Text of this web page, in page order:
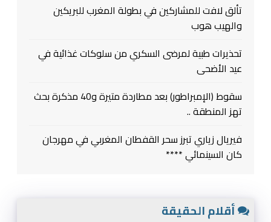
تألق لافت للمشاركين في بطولة المغرب للبريكين
والهيب هوب
تحذيرات طبية لمرضى السكري من سلوكات غذائية في
عيد الأضحى
سقوط (الإمبراطور) بعد مطاردة متيرة و40 مذكرة بحث
تهز المنطقة ..
فيريال زياري تبرز سحر القفطان المغربي في مهرجان
كان السينمائي ****
أقلام الحقيقة